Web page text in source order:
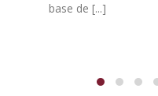
base de [...]